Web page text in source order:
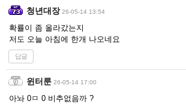
청년대장 26-05-14 13:54
확률이 좀 올라갔는지
저도 오늘 아침에 한개 나오네요
답글
윈터룬 26-05-14 17:00
아놔 0ㅁ 0 비추없음까 ?